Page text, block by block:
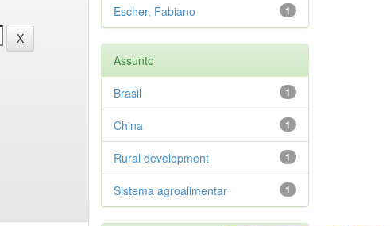
1
Escher, Fabiano
Assunto
1
Brasil
1
China
1
Rural development
1
Sistema agroalimentar